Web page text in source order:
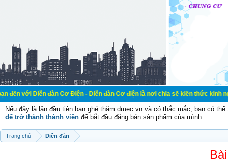
Diễn đàn Cơ Điện - Diễn đàn Cơ điện là nơi chia sẽ kiến thức kinh
Nếu đây là lần đầu tiên bạn ghé thăm dmec.vn và có thắc mắc, bạn có
để trở thành thành viên để bắt đầu đăng bán sản phẩm của mình.
Trang chủ Diễn đàn